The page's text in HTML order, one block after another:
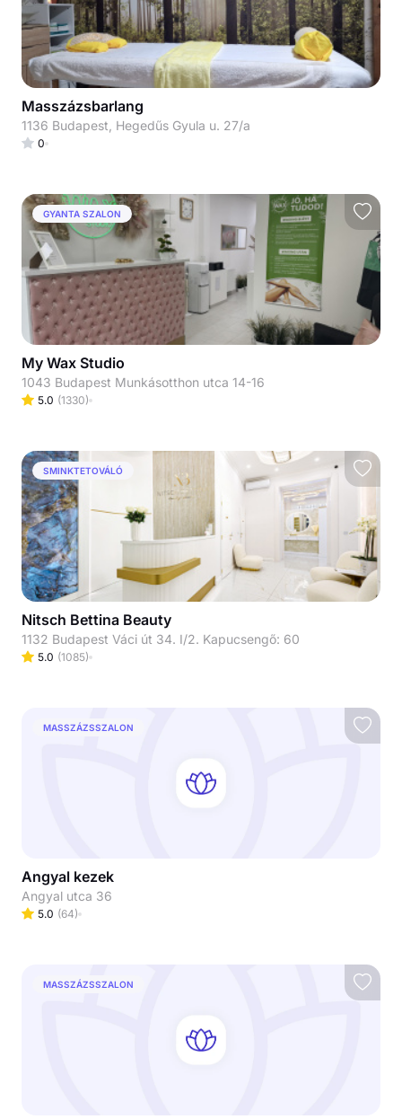
Masszázsbarlang
1136 Budapest, Hegedűs Gyula u. 27/a
0
GYANTA SZALON
My Wax Studio
1043 Budapest Munkásotthon utca 14-16
5.0 (1330)
SMINKTETOVÁLÓ
Nitsch Bettina Beauty
1132 Budapest Váci út 34. I/2. Kapucsengő: 60
5.0 (1085)
MASSZÁZSSZALON
Angyal kezek
Angyal utca 36
5.0 (64)
MASSZÁZSSZALON